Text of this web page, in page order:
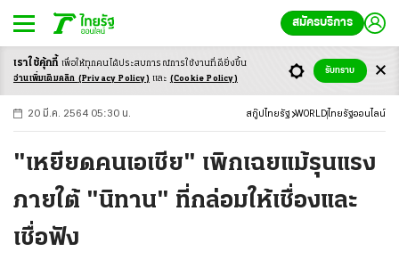
สมัครบริการ
-ก ก ก+
20 มี.ค. 2564 05:30 น. สกู๊ปไทยรัฐ WORLDไทยรัฐออนไลน์
"เหยียดคนเอเชีย" เพิกเฉยแม้รุนแรง
ภายใต้ "นิทาน" ที่กล่อมให้เชื่องและ
เชื่อฟัง
เราใช้คุ้กกี้ เพื่อให้ทุกคนได้ประสบการณ์การใช้งานที่ดียิ่งขึ้น
อ่านเพิ่มเติมคลิก (Privacy Policy) และ (Cookie Policy)
รับทราบ